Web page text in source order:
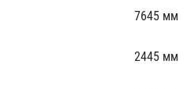
7645 мм
2445 мм